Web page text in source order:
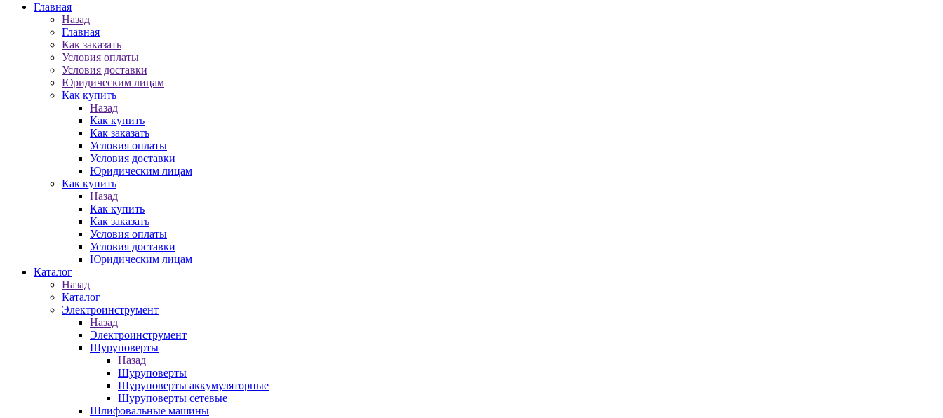
Главная
Назад
Главная
Как заказать
Условия оплаты
Условия доставки
Юридическим лицам
Как купить
Назад
Как купить
Как заказать
Условия оплаты
Условия доставки
Юридическим лицам
Как купить
Назад
Как купить
Как заказать
Условия оплаты
Условия доставки
Юридическим лицам
Каталог
Назад
Каталог
Электроинструмент
Назад
Электроинструмент
Шуруповерты
Назад
Шуруповерты
Шуруповерты аккумуляторные
Шуруповерты сетевые
Шлифовальные машины